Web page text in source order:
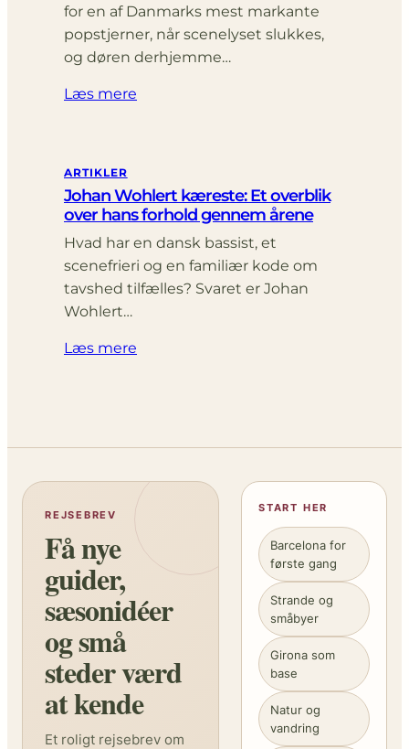
for en af Danmarks mest markante
popstjerner, når scenelyset slukkes,
og døren derhjemme…
Læs mere
ARTIKLER
Johan Wohlert kæreste: Et overblik
over hans forhold gennem årene
Hvad har en dansk bassist, et
scenefrieri og en familiær kode om
tavshed tilfælles? Svaret er Johan
Wohlert…
Læs mere
REJSEBREV
Få nye
guider,
sæsonidéer
og små
steder værd
at kende
Et roligt rejsebrev om
START HER
Barcelona for
første gang
Strande og
småbyer
Girona som
base
Natur og
vandring